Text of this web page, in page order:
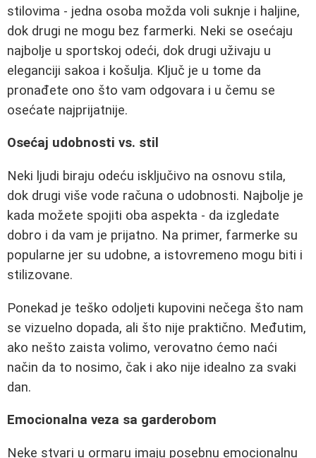
stilovima - jedna osoba možda voli suknje i haljine,
dok drugi ne mogu bez farmerki. Neki se osećaju
najbolje u sportskoj odeći, dok drugi uživaju u
eleganciji sakoa i košulja. Ključ je u tome da
pronađete ono što vam odgovara i u čemu se
osećate najprijatnije.
Osećaj udobnosti vs. stil
Neki ljudi biraju odeću isključivo na osnovu stila,
dok drugi više vode računa o udobnosti. Najbolje je
kada možete spojiti oba aspekta - da izgledate
dobro i da vam je prijatno. Na primer, farmerke su
popularne jer su udobne, a istovremeno mogu biti i
stilizovane.
Ponekad je teško odoljeti kupovini nečega što nam
se vizuelno dopada, ali što nije praktično. Međutim,
ako nešto zaista volimo, verovatno ćemo naći
način da to nosimo, čak i ako nije idealno za svaki
dan.
Emocionalna veza sa garderobom
Neke stvari u ormaru imaju posebnu emocionalnu